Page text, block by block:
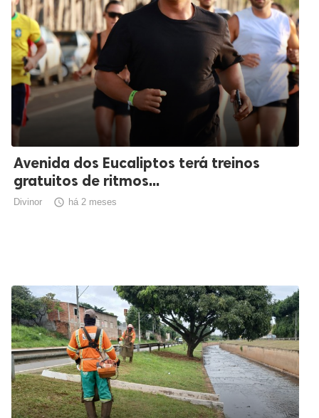
Avenida dos Eucaliptos terá treinos
gratuitos de ritmos...
Divinor  há 2 meses